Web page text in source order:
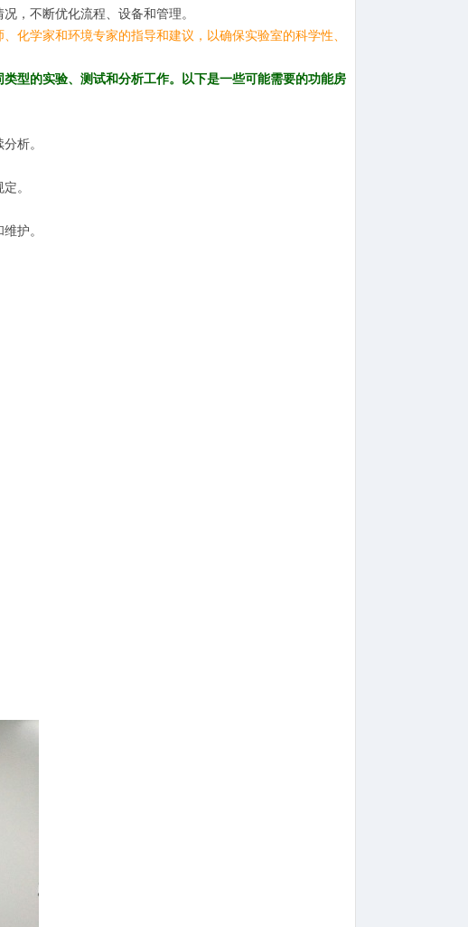
，不断优化流程、设备和管理。
化学家和环境专家的指导和建议，以确保实验室的科学性、
型的实验、测试和分析工作。以下是一些可能需要的功能房
析。
。
护。